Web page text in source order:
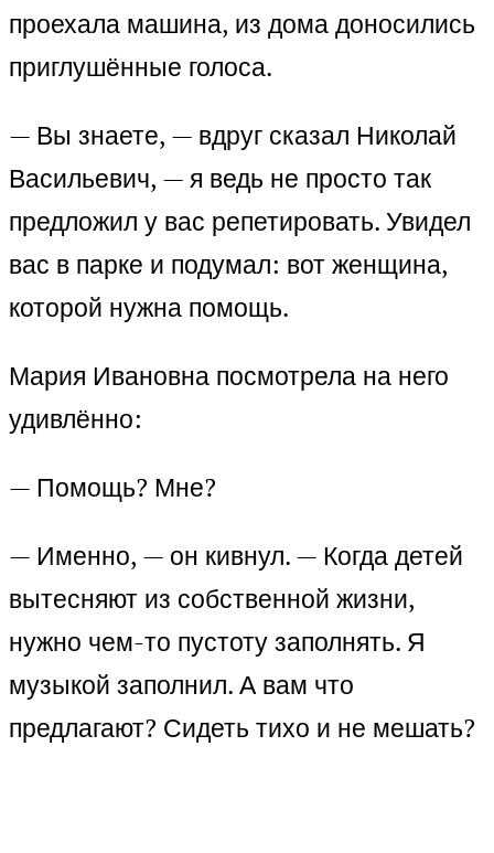
проехала машина, из дома доносились
приглушённые голоса.
— Вы знаете, — вдруг сказал Николай
Васильевич, — я ведь не просто так
предложил у вас репетировать. Увидел
вас в парке и подумал: вот женщина,
которой нужна помощь.
Мария Ивановна посмотрела на него
удивлённо:
— Помощь? Мне?
— Именно, — он кивнул. — Когда детей
вытесняют из собственной жизни,
нужно чем-то пустоту заполнять. Я
музыкой заполнил. А вам что
предлагают? Сидеть тихо и не мешать?